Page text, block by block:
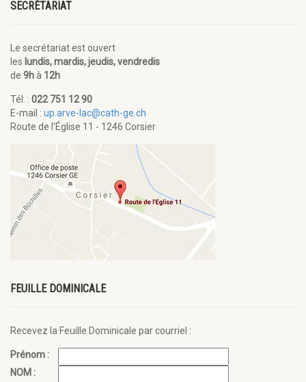
SECRÉTARIAT
Le secrétariat est ouvert
les lundis, mardis, jeudis, vendredis
de 9hà 12h
Tél. : 022 751 12 90
E-mail : up.arve-lac@cath-ge.ch
Route de l'Église 11 - 1246 Corsier
FEUILLE DOMINICALE
Recevez la Feuille Dominicale par courriel :
Prénom :
NOM :